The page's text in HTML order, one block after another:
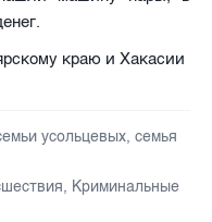
краю и Хакасии
усольцевых, семья
, Криминальные